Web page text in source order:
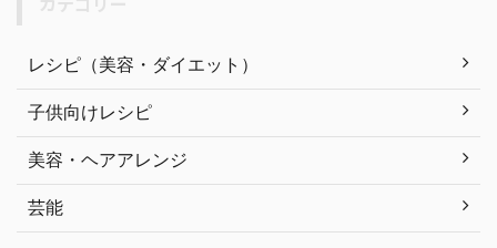
レシピ（美容・ダイエット）
子供向けレシピ
美容・ヘアアレンジ
芸能